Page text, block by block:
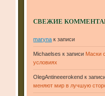
СВЕЖИЕ
maryna к записи
Michaelses к записи Маски
условиях
OlegAntineeerokend к
меняют мир в лучшую